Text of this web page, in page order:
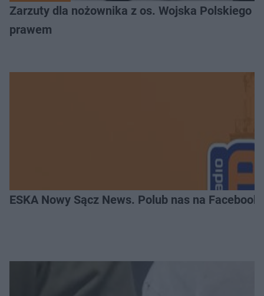
Zarzuty dla nożownika z os. Wojska Polskiego
prawem
ESKA Nowy Sącz News. Polub nas na